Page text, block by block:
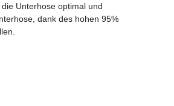
Unterhose optimal und
dank des hohen 95%